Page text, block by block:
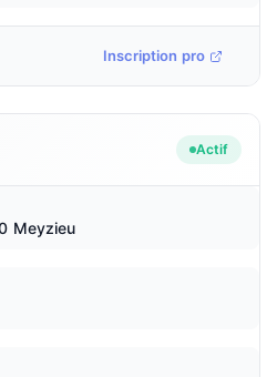
Inscription pro
Actif
Meyzieu